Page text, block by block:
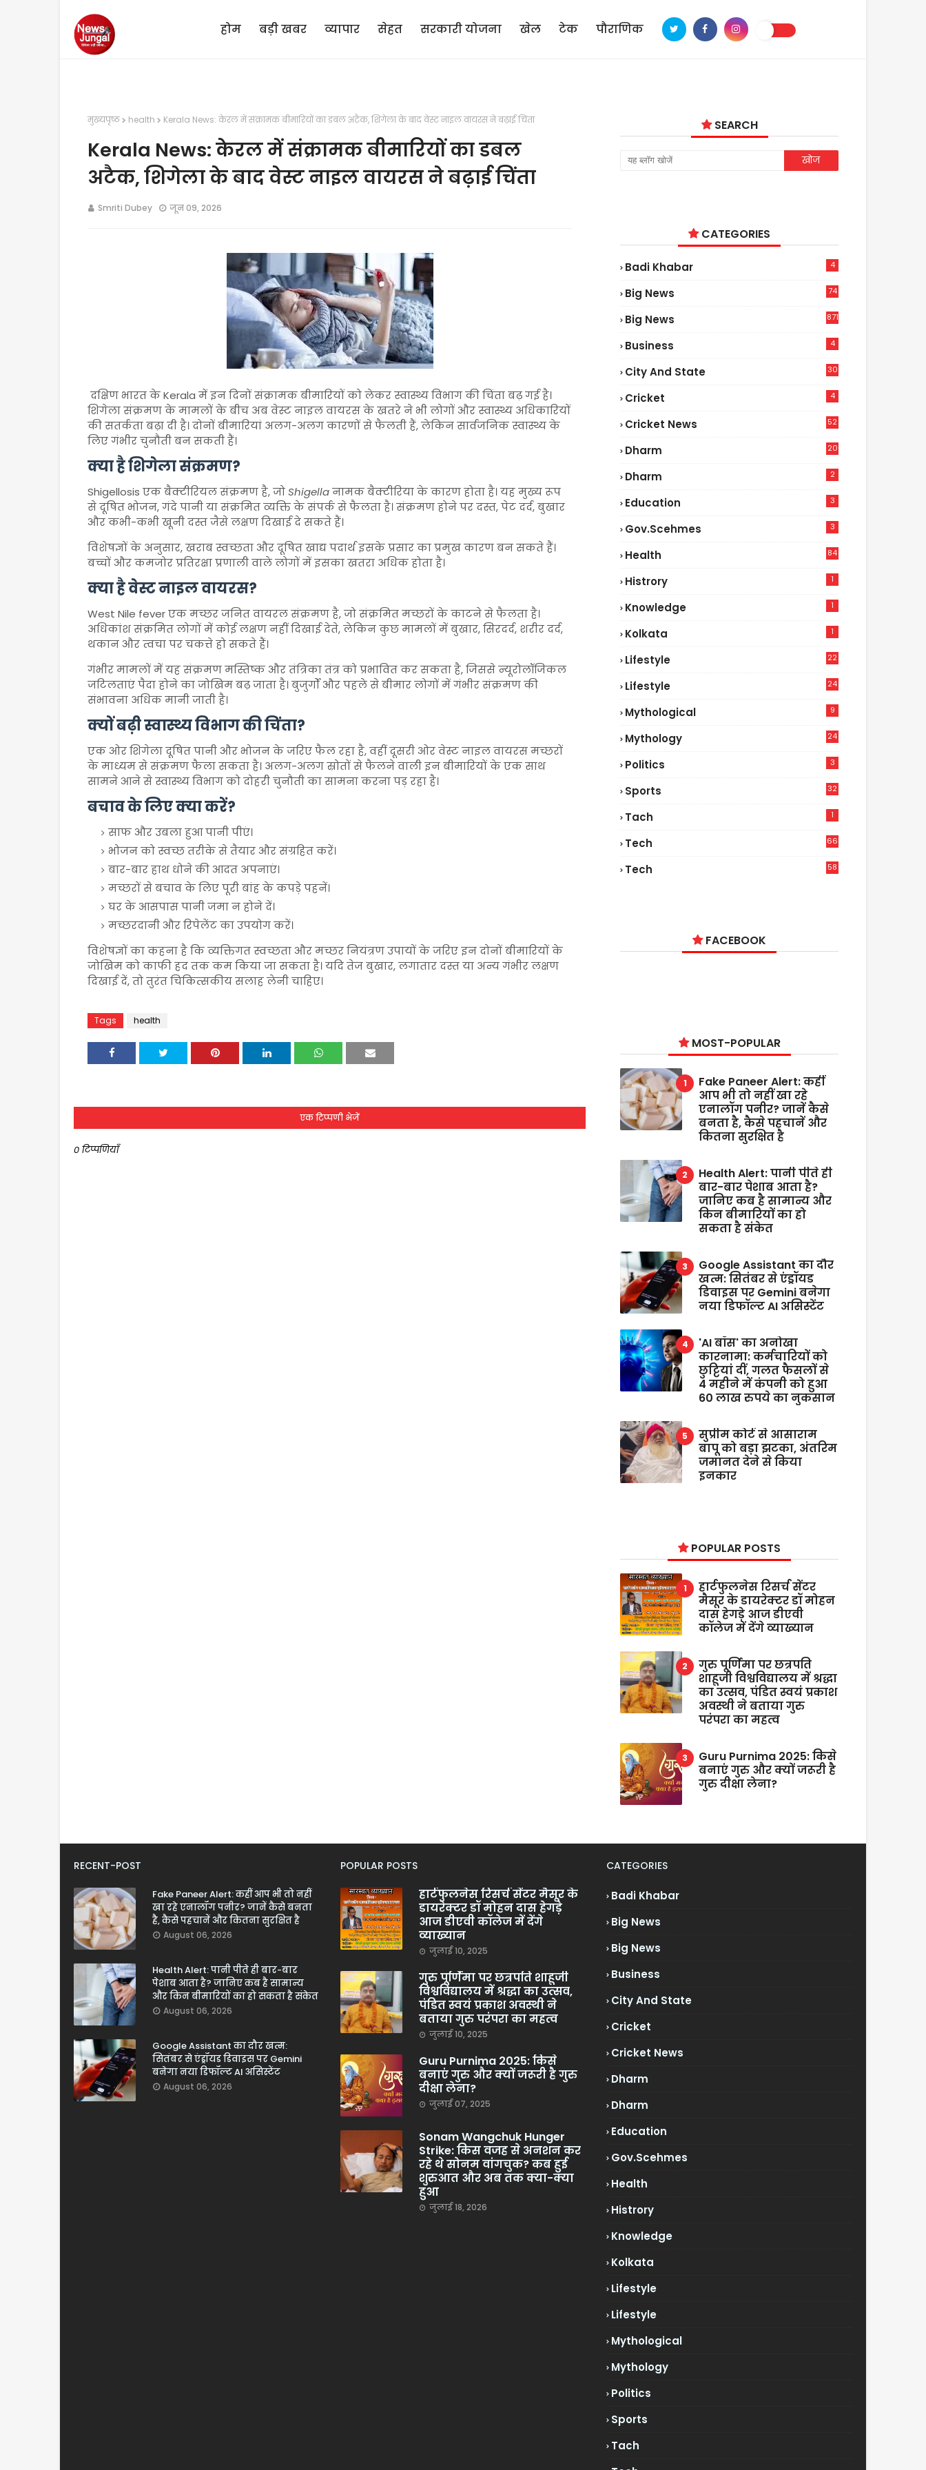
होम बड़ी खबर व्यापार सेहत सरकारी योजना खेल टेक पौराणिक
मुख्यपृष्ठ health Kerala News: केरल में संक्रामक बीमारियों का डबल अटैक, शिगेला के बाद वेस्ट नाइल वायरस ने बढ़ाई चिंता
Kerala News: केरल में संक्रामक बीमारियों का डबल
अटैक, शिगेला के बाद वेस्ट नाइल वायरस ने बढ़ाई चिंता
Smriti Dubey जून 09, 2026
दक्षिण भारत के Kerala में इन दिनों संक्रामक बीमारियों को लेकर स्वास्थ्य विभाग की चिंता बढ़ गई है।
शिगेला संक्रमण के मामलों के बीच अब वेस्ट नाइल वायरस के खतरे ने भी लोगों और स्वास्थ्य अधिकारियों
की सतर्कता बढ़ा दी है। दोनों बीमारियां अलग-अलग कारणों से फैलती हैं, लेकिन सार्वजनिक स्वास्थ्य के
लिए गंभीर चुनौती बन सकती हैं।
क्या है शिगेला संक्रमण?
Shigellosis एक बैक्टीरियल संक्रमण है, जोShigellaनामक बैक्टीरिया के कारण होता है। यह मुख्य रूप
से दूषित भोजन, गंदे पानी या संक्रमित व्यक्ति के संपर्क से फैलता है। संक्रमण होने पर दस्त, पेट दर्द, बुखार
और कभी-कभी खूनी दस्त जैसे लक्षण दिखाई दे सकते हैं।
विशेषज्ञों के अनुसार, खराब स्वच्छता और दूषित खाद्य पदार्थ इसके प्रसार का प्रमुख कारण बन सकते हैं।
बच्चों और कमजोर प्रतिरक्षा प्रणाली वाले लोगों में इसका खतरा अधिक होता है।
क्या है वेस्ट नाइल वायरस?
West Nile fever एक मच्छर जनित वायरल संक्रमण है, जो संक्रमित मच्छरों के काटने से फैलता है।
अधिकांश संक्रमित लोगों में कोई लक्षण नहीं दिखाई देते, लेकिन कुछ मामलों में बुखार, सिरदर्द, शरीर दर्द,
थकान और त्वचा पर चकत्ते हो सकते हैं।
गंभीर मामलों में यह संक्रमण मस्तिष्क और तंत्रिका तंत्र को प्रभावित कर सकता है, जिससे न्यूरोलॉजिकल
जटिलताएं पैदा होने का जोखिम बढ़ जाता है। बुजुर्गों और पहले से बीमार लोगों में गंभीर संक्रमण की
संभावना अधिक मानी जाती है।
क्यों बढ़ी स्वास्थ्य विभाग की चिंता?
एक ओर शिगेला दूषित पानी और भोजन के जरिए फैल रहा है, वहीं दूसरी ओर वेस्ट नाइल वायरस मच्छरों
के माध्यम से संक्रमण फैला सकता है। अलग-अलग स्रोतों से फैलने वाली इन बीमारियों के एक साथ
सामने आने से स्वास्थ्य विभाग को दोहरी चुनौती का सामना करना पड़ रहा है।
बचाव के लिए क्या करें?
साफ और उबला हुआ पानी पीएं।
भोजन को स्वच्छ तरीके से तैयार और संग्रहित करें।
बार-बार हाथ धोने की आदत अपनाएं।
मच्छरों से बचाव के लिए पूरी बांह के कपड़े पहनें।
घर के आसपास पानी जमा न होने दें।
मच्छरदानी और रिपेलेंट का उपयोग करें।
विशेषज्ञों का कहना है कि व्यक्तिगत स्वच्छता और मच्छर नियंत्रण उपायों के जरिए इन दोनों बीमारियों के
जोखिम को काफी हद तक कम किया जा सकता है। यदि तेज बुखार, लगातार दस्त या अन्य गंभीर लक्षण
दिखाई दें, तो तुरंत चिकित्सकीय सलाह लेनी चाहिए।
Tags health
एक टिप्पणी भेजें
0 टिप्पणियाँ
SEARCH
CATEGORIES
Badi Khabar 4
Big News
74
Big News 871
Business 4
City And State 30
Cricket 4
Cricket News
52
Dharm 20
Dharm 2
Education 3
Gov.scehmes 3
Health
84
Histrory 1
Knowledge 1
Kolkata 1
Lifestyle
22
Lifestyle
24
Mythological 9
Mythology 24
Politics 3
Sports 32
Tach 1
Tech
66
Tech
58
FACEBOOK
MOST-POPULAR
Fake Paneer Alert: कहीं
आप भी तो नहीं खा रहे
एनालॉग पनीर? जानें कैसे
बनता है, कैसे पहचानें और
कितना सुरक्षित है
Health Alert: पानी पीते ही
बार-बार पेशाब आता है?
जानिए कब है सामान्य और
किन बीमारियों का हो
सकता है संकेत
Google Assistant का दौर
खत्म: सितंबर से एंड्रॉयड
डिवाइस पर Gemini बनेगा
नया डिफॉल्ट AI असिस्टेंट
'AI बॉस' का अनोखा
कारनामा: कर्मचारियों को
छुट्टियां दीं, गलत फैसलों से
4 महीने में कंपनी को हुआ
60 लाख रुपये का नुकसान
सुप्रीम कोर्ट से आसाराम
बापू को बड़ा झटका, अंतरिम
जमानत देने से किया
इनकार
POPULAR POSTS
हार्टफुलनेस रिसर्च सेंटर
मैसूर के डायरेक्टर डॉ मोहन
दास हेगड़े आज डीएवी
कॉलेज में देंगे व्याख्यान
गुरु पूर्णिमा पर छत्रपति
शाहूजी विश्वविद्यालय में श्रद्धा
का उत्सव, पंडित स्वयं प्रकाश
अवस्थी ने बताया गुरु
परंपरा का महत्व
Guru Purnima 2025: किसे
बनाएं गुरु और क्यों जरूरी है
गुरु दीक्षा लेना?
RECENT-POST
Fake Paneer Alert: कहीं आप भी तो नहीं
खा रहे एनालॉग पनीर? जानें कैसे बनता
है, कैसे पहचानें और कितना सुरक्षित है
August 06, 2026
Health Alert: पानी पीते ही बार-बार
पेशाब आता है? जानिए कब है सामान्य
और किन बीमारियों का हो सकता है संकेत
August 06, 2026
Google Assistant का दौर खत्म:
सितंबर से एंड्रॉयड डिवाइस पर Gemini
बनेगा नया डिफॉल्ट AI असिस्टेंट
August 06, 2026
POPULAR POSTS
हार्टफुलनेस रिसर्च सेंटर मैसूर के
डायरेक्टर डॉ मोहन दास हेगड़े
आज डीएवी कॉलेज में देंगे
व्याख्यान
जुलाई 10, 2025
गुरु पूर्णिमा पर छत्रपति शाहूजी
विश्वविद्यालय में श्रद्धा का उत्सव,
पंडित स्वयं प्रकाश अवस्थी ने
बताया गुरु परंपरा का महत्व
जुलाई 10, 2025
Guru Purnima 2025: किसे
बनाएं गुरु और क्यों जरूरी है गुरु
दीक्षा लेना?
जुलाई 07, 2025
Sonam Wangchuk Hunger
Strike: किस वजह से अनशन कर
रहे थे सोनम वांगचुक? कब हुई
शुरुआत और अब तक क्या-क्या
हुआ
जुलाई 18, 2026
CATEGORIES
Badi Khabar
Big News
Big News
Business
City And State
Cricket
Cricket News
Dharm
Dharm
Education
Gov.scehmes
Health
Histrory
Knowledge
Kolkata
Lifestyle
Lifestyle
Mythological
Mythology
Politics
Sports
Tach